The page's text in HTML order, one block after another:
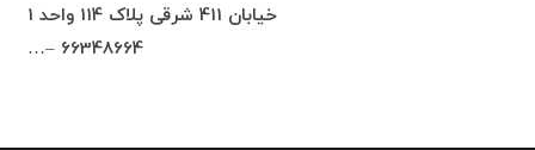
خیابان 411 شرقی پلاک 114 واحد 1
66348664 –…